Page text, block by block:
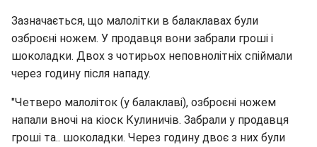
Зазначається, що малолітки в балаклавах були
озброєні ножем. У продавця вони забрали гроші і
шоколадки. Двох з чотирьох неповнолітніх спіймали
через годину після нападу.
"Четверо малоліток (у балаклаві), озброєні ножем
напали вночі на кіоск Кулиничів. Забрали у продавця
гроші та.. шоколадки. Через годину двоє з них були